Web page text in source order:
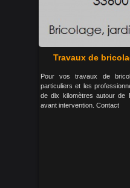
Travaux de
Pour vos travaux de
particuliers et les
de dix kilomètres autour de
avant intervention. Contact